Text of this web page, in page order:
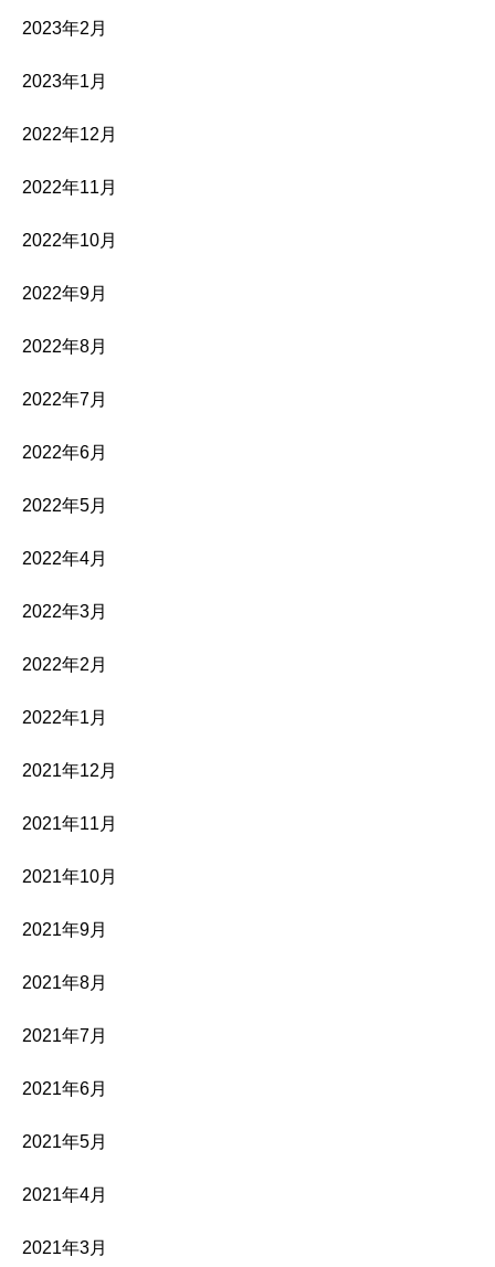
2023年2月
2023年1月
2022年12月
2022年11月
2022年10月
2022年9月
2022年8月
2022年7月
2022年6月
2022年5月
2022年4月
2022年3月
2022年2月
2022年1月
2021年12月
2021年11月
2021年10月
2021年9月
2021年8月
2021年7月
2021年6月
2021年5月
2021年4月
2021年3月